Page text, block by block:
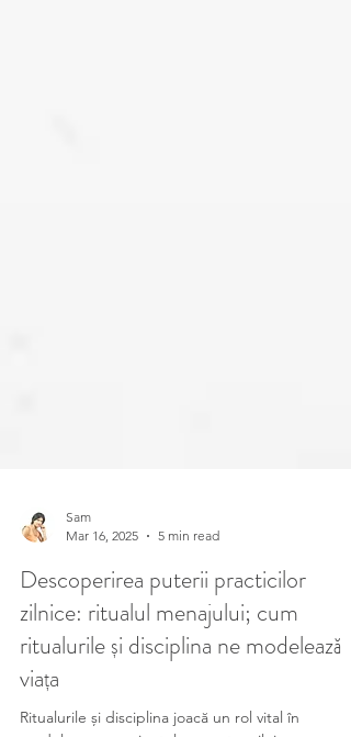
Mar 16, 2025
5 min read
Descoperirea puterii practicilor
zilnice: ritualul menajului; cum
ritualurile și disciplina ne modelează
viața